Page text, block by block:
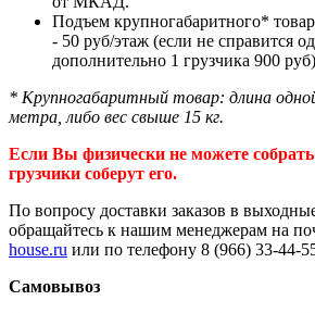
Подъем крупногабаритного*
- 50 руб/этаж (если не справится
дополнительно 1 грузчика 900
* Крупногабаритный товар: длина
метра, либо вес свыше 15 кг.
Если Вы физически не можете
грузчики соберут его.
По вопросу доставки заказов в
обращайтесь к нашим менеджерам на
house.ru или по телефону 8 (966) 33-44-
Самовывоз